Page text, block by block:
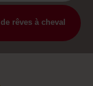
rêves à cheval